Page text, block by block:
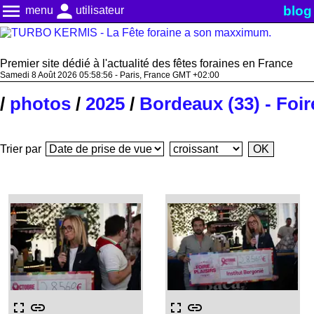
menu menu person utilisateur blog
Premier site dédié à l'actualité des fêtes foraines en France
Samedi 8 Août 2026 05:58:56 - Paris, France GMT +02:00
/ photos / 2025 / Bordeaux (33) -
Trier par
fullscreen link fullscreen link